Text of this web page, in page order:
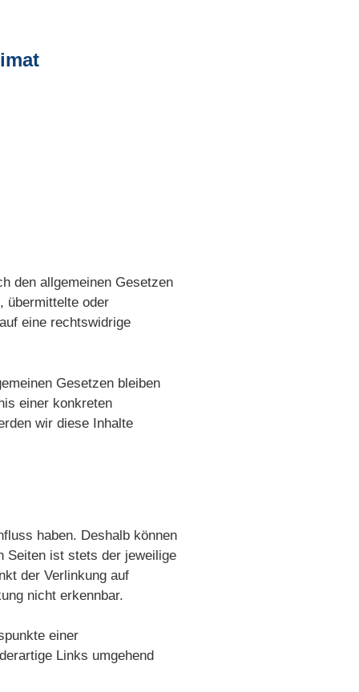
den allgemeinen Gesetzen
übermittelte oder
eine rechtswidrige
Gesetzen bleiben
einer konkreten
wir diese Inhalte
haben. Deshalb können
Seiten ist stets der jeweilige
der Verlinkung auf
nicht erkennbar.
einer
Links umgehend